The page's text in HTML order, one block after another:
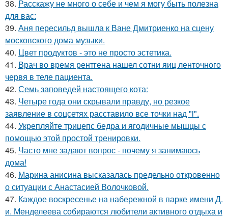
38. Расскажу не много о себе и чем я могу быть полезна
для вас:
39. Аня пересильд вышла к Ване Дмитриенко на сцену
московского дома музыки.
40. Цвет продуктов - это не просто эстетика.
41. Врач во время рентгена нашел сотни яиц ленточного
червя в теле пациента.
42. Семь заповедей настоящего кота:
43. Четыре года они скрывали правду, но резкое
заявление в соцсетях расставило все точки над "i".
44. Укрепляйте трицепс бедра и ягодичные мышцы с
помощью этой простой тренировки.
45. Часто мне задают вопрос - почему я занимаюсь
дома!
46. Марина анисина высказалась предельно откровенно
о ситуации с Анастасией Волочковой.
47. Каждое воскресенье на набережной в парке имени Д.
и. Менделеева собираются любители активного отдыха и